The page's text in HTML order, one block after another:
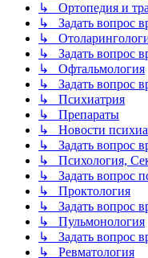
↳ Ортопедия и
↳ Задать вопрос
↳
↳ Задать вопрос
↳ Офтальмология
↳ Задать вопрос
↳ Психиатрия
↳ Препараты
↳ Новости
↳ Задать вопрос
↳ Психология,
↳ Задать вопрос
↳ Проктология
↳ Задать вопрос
↳ Пульмонология
↳ Задать вопрос
↳ Ревматология